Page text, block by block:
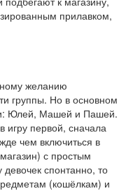
прилавком,
желанию
группы. Но в основном
Юлей, Машей и Пашей.
игру первой, сначала
чем включиться в
с простым
спонтанно, то
(кошёлкам) и